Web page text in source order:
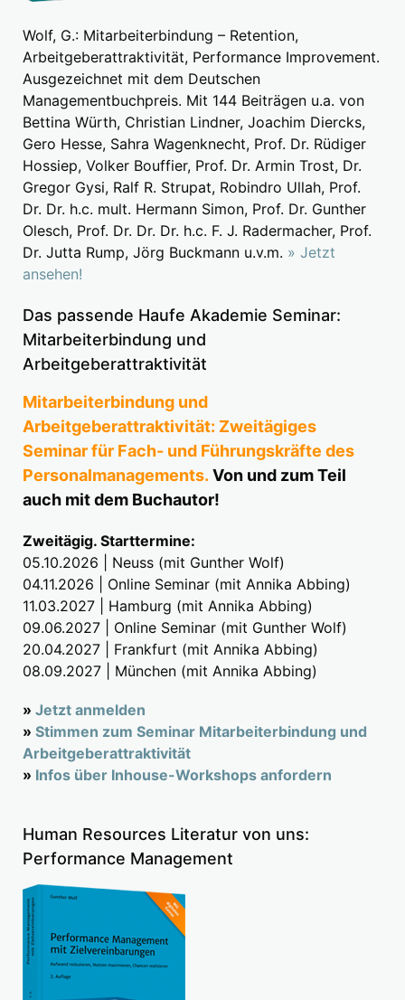
Wolf, G.: Mitarbeiterbindung – Retention,
Arbeitgeberattraktivität, Performance Improvement.
Ausgezeichnet mit dem Deutschen
Managementbuchpreis. Mit 144 Beiträgen u.a. von
Bettina Würth, Christian Lindner, Joachim Diercks,
Gero Hesse, Sahra Wagenknecht, Prof. Dr. Rüdiger
Hossiep, Volker Bouffier, Prof. Dr. Armin Trost, Dr.
Gregor Gysi, Ralf R. Strupat, Robindro Ullah, Prof.
Dr. Dr. h.c. mult. Hermann Simon, Prof. Dr. Gunther
Olesch, Prof. Dr. Dr. Dr. h.c. F. J. Radermacher, Prof.
Dr. Jutta Rump, Jörg Buckmann u.v.m. » Jetzt
ansehen!
Das passende Haufe Akademie Seminar:
Mitarbeiterbindung und
Arbeitgeberattraktivität
Mitarbeiterbindung und
Arbeitgeberattraktivität: Zweitägiges
Seminar für Fach- und Führungskräfte des
Personalmanagements. Von und zum Teil
auch mit dem Buchautor!
Zweitägig. Starttermine:
05.10.2026 | Neuss (mit Gunther Wolf)
04.11.2026 | Online Seminar (mit Annika Abbing)
11.03.2027 | Hamburg (mit Annika Abbing)
09.06.2027 | Online Seminar (mit Gunther Wolf)
20.04.2027 | Frankfurt (mit Annika Abbing)
08.09.2027 | München (mit Annika Abbing)
» Jetzt anmelden
» Stimmen zum Seminar Mitarbeiterbindung und
Arbeitgeberattraktivität
» Infos über Inhouse-Workshops anfordern
Human Resources Literatur von uns:
Performance Management